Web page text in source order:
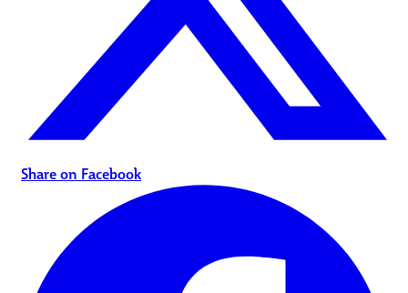
Share on Facebook